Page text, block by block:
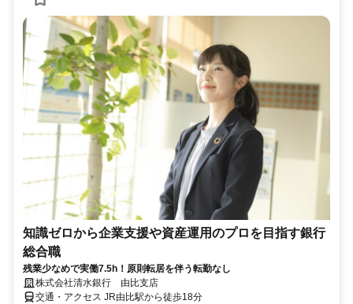
知識ゼロから企業支援や資産運用のプロを目指す銀行
総合職
残業少なめで実働7.5h！原則転居を伴う転勤なし
株式会社清水銀行 由比支店
交通・アクセス JR由比駅から徒歩18分